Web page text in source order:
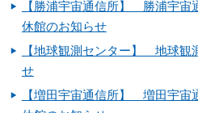
【勝浦宇宙通信所】 勝浦宇
休館のお知らせ
【地球観測センター】 地球観
せ
【増田宇宙通信所】 増田宇